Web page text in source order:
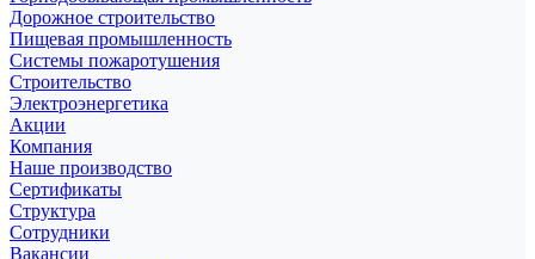
Дорожное строительство
Пищевая промышленность
Системы пожаротушения
Строительство
Электроэнергетика
Акции
Компания
Наше производство
Сертификаты
Структура
Сотрудники
Вакансии